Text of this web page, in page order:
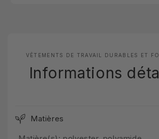
VÊTEMENTS DE TRAVAIL DURABLES ET
Informations
Matières